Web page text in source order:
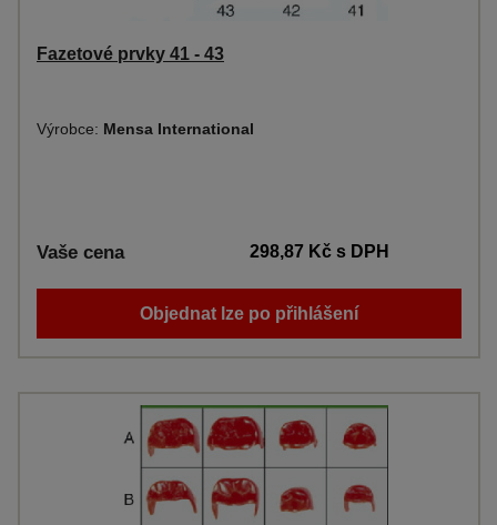
Fazetové prvky 41 - 43
Výrobce: Mensa International
Vaše cena 298,87 Kčs DPH
Objednat lze po přihlášení